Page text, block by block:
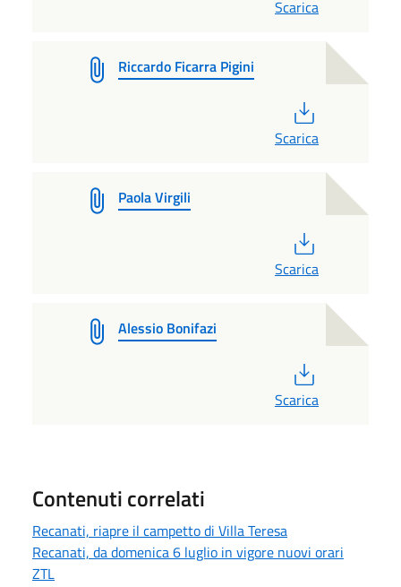
Scarica
Riccardo Ficarra Pigini
Scarica
Paola Virgili
Scarica
Alessio Bonifazi
Scarica
Contenuti correlati
Recanati, riapre il campetto di Villa Teresa
Recanati, da domenica 6 luglio in vigore nuovi orari
ZTL